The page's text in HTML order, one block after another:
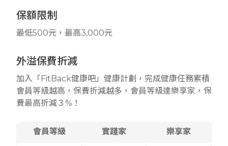
保額限制
最低500元，最高3,000元
外溢保費折減
加入「FitBack健康吧」健康計劃，完成健康任務累積
會員等級越高，保費折減越多，會員等級達樂享家，保
費最高折減３%！
會員等級 實踐家 樂享家